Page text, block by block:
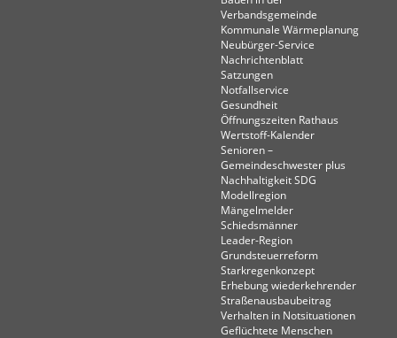
Verbandsgemeinde
Kommunale Wärmeplanung
Neubürger-Service
Nachrichtenblatt
Satzungen
Notfallservice
Gesundheit
Öffnungszeiten Rathaus
Wertstoff-Kalender
Senioren –
Gemeindeschwester plus
Nachhaltigkeit SDG
Modellregion
Mängelmelder
Schiedsmänner
Leader-Region
Grundsteuerreform
Starkregenkonzept
Erhebung wiederkehrender
Straßenausbaubeitrag
Verhalten in Not­situationen
Geflüchtete Menschen